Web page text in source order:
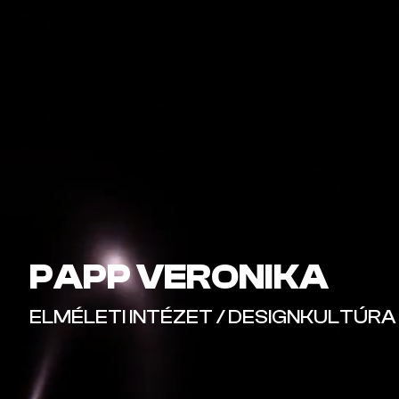
PAPP VERONIKA
ELMÉLETI INTÉZET /